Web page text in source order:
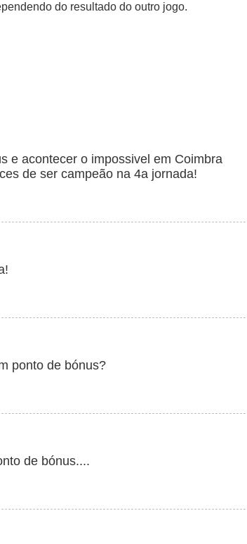
do resultado do outro jogo.
e acontecer o impossivel em Coimbra
de ser campeão na 4a jornada!
ponto de bónus?
de bónus....